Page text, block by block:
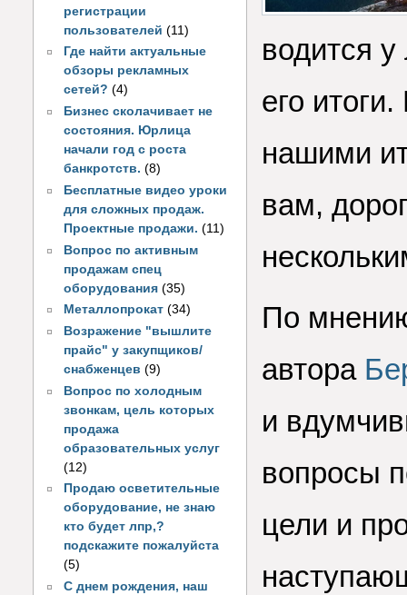
регистрации
пользователей(11)
Где найти актуальные
обзоры рекламных
сетей? (4)
Бизнес сколачивает не
состояния. Юрлица
начали год с роста
банкротств. (8)
Бесплатные видео уроки
для сложных продаж.
Проектные продажи. (11)
Вопрос по активным
продажам спец
оборудования (35)
Металлопрокат (34)
Возражение "вышлите
прайс" у закупщиков/
снабженцев (9)
Вопрос по холодным
звонкам, цель которых
продажа
образовательных услуг
(12)
Продаю осветительные
оборудование, не знаю
кто будет лпр,?
подскажите пожалуйста
(5)
С днем рождения, наш
водится
его
нашими
вам,
По
автора
и
вопросы
цели и